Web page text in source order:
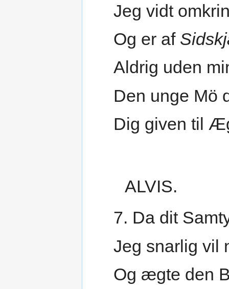
Jeg vidt
Og er af
Aldrig uden
Den unge Mö
Dig given til
ALVIS.
7. Da dit
Jeg snarlig vil
Og ægte den